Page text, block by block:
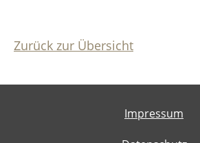
Zurück zur Übersicht
Impressum